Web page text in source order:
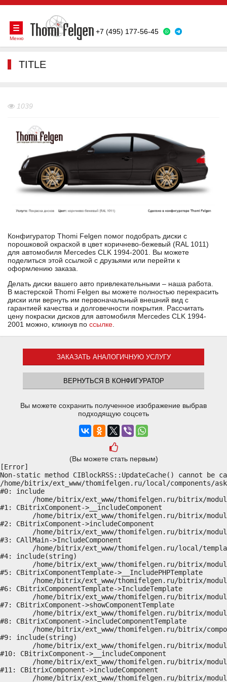
+7 (495) 177-56-45
Меню
TITLE
1039
Конфигуратор Thomi Felgen помог подобрать диски с
порошковой окраской в цвет коричнево-бежевый (RAL 1011)
для автомобиля Mercedes CLK 1994-2001. Вы можете
поделиться этой ссылкой с друзьями или перейти к
оформлению заказа.
Делать диски вашего авто привлекательными – наша работа.
В мастерской Thomi Felgen вы можете полностью перекрасить
диски или вернуть им первоначальный внешний вид с
гарантией качества и долговечности покрытия. Рассчитать
цену покраски дисков для автомобиля Mercedes CLK 1994-
2001 можно, кликнув по ссылке.
ЗАКАЗАТЬ АНАЛОГИЧНУЮ УСЛУГУ
ВЕРНУТЬСЯ В КОНФИГУРАТОР
Вы можете сохранить полученное изображение выбрав
подходящую соцсеть
(Вы можете стать первым)
[Error]
Non-static method CIBlockRSS::UpdateCache() cannot
/home/bitrix/ext_www/thomifelgen.ru/local/components/
#0: include
#1: CBitrixComponent->__includeComponent
#2: CBitrixComponent->includeComponent
#3: CAllMain->IncludeComponent
#4: include(string)
#5: CBitrixComponentTemplate->__IncludePHPTemplate
#6: CBitrixComponentTemplate->IncludeTemplate
#7: CBitrixComponent->showComponentTemplate
#8: CBitrixComponent->includeComponentTemplate
#9: include(string)
#10: CBitrixComponent->__includeComponent
#11: CBitrixComponent->includeComponent